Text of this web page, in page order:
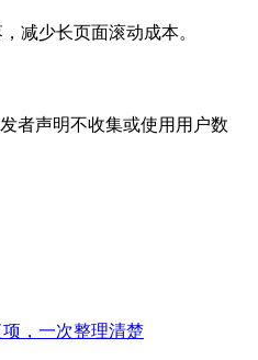
减少长页面滚动成本。
发者声明不收集或使用用户数
，一次整理清楚